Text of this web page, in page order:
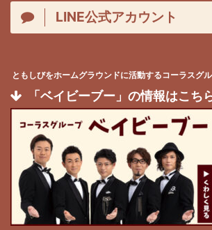
LINE公式アカウント
ともしびをホームグラウンドに活動するコーラスグ
「ベイビーブー」の情報はこち